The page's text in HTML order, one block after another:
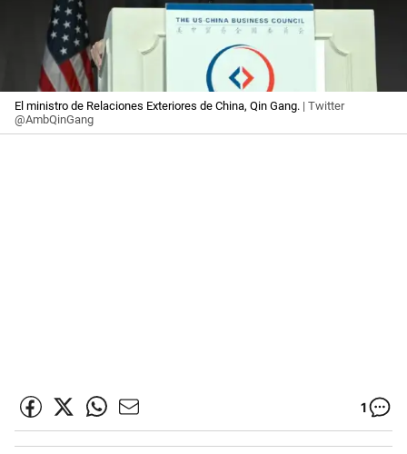
El ministro de Relaciones Exteriores de China, Qin Gang. | Twitter
@AmbQinGang
1